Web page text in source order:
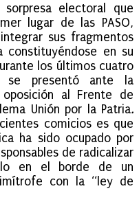
electoral que
lugar de las PASO,
sus fragmentos
constituyéndose en su
los últimos cuatro
se presentó ante la
al Frente de
Unión por la Patria.
comicios es que
ha sido ocupado por
de radicalizar
en el borde de un
con la “ley de